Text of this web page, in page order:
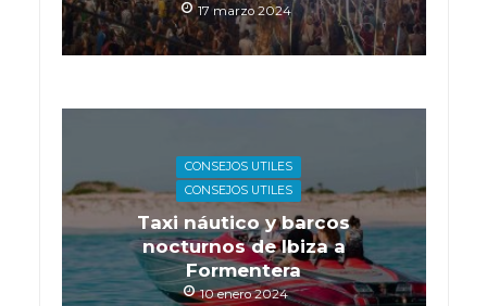
17 marzo 2024
CONSEJOS UTILES
CONSEJOS UTILES
Taxi náutico y barcos
nocturnos de Ibiza a
Formentera
10 enero 2024